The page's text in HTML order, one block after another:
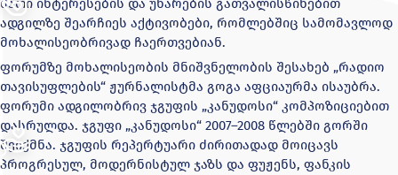
მათი ინტერესების და უნარების გათვალისწინებით
ადგილზე შეარჩიეს აქტივობები, რომლებშიც სამომავლოდ
მოხალისეობრივად ჩაერთვებიან.
ფორუმზე მოხალისეობის მნიშვნელობის შესახებ „რადიო
თავისუფლების“ ჟურნალისტმა გოგა აფციაურმა ისაუბრა.
ფორუმი ადგილობრივ ჯგუფის „კანუდოსი“ კომპოზიციებით
დასრულდა. ჯგუფი „კანუდოსი“ 2007–2008 წლებში გორში
შეიქმნა. ჯგუფის რეპერტუარი ძირითადად მოიცავს
პროგრესულ, მოდერნისტულ ჯაზს და ფუჟენს, ფანკის